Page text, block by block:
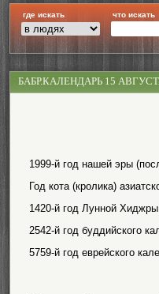
где искать что искать
БАБР.КАЛЕНДАРЬ 15
1999-й год нашей эры
Год кота (кролика)
1420-й год Лунной
2542-й год буддийского
5759-й год еврейского